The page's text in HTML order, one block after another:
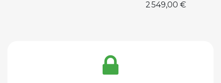
Prix
2 549,00 €